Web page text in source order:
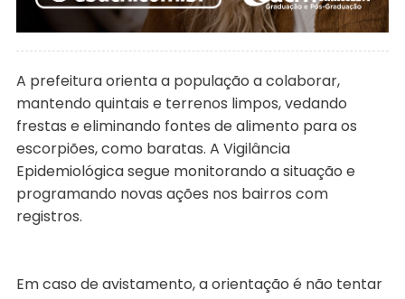
A prefeitura orienta a população a colaborar,
mantendo quintais e terrenos limpos, vedando
frestas e eliminando fontes de alimento para os
escorpiões, como baratas. A Vigilância
Epidemiológica segue monitorando a situação e
programando novas ações nos bairros com
registros.
Em caso de avistamento, a orientação é não tentar